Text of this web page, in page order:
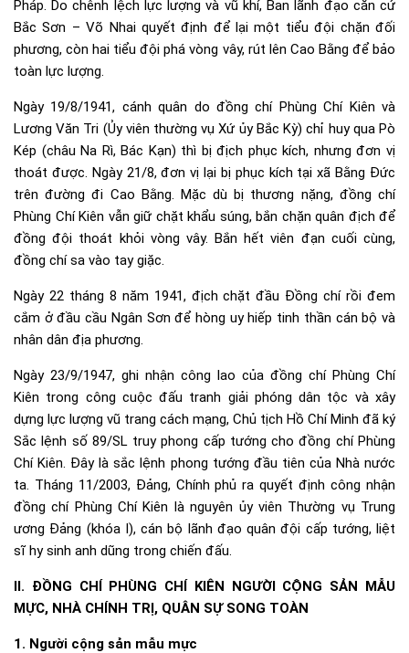
Pháp. Do chênh lệch lực lượng và vũ khí, Ban lãnh đạo căn cứ
Bắc Sơn – Võ Nhai quyết định để lại một tiểu đội chặn đối
phương, còn hai tiểu đội phá vòng vây, rút lên Cao Bằng để bảo
toàn lực lượng.
Ngày 19/8/1941, cánh quân do đồng chí Phùng Chí Kiên và
Lương Văn Tri (Ủy viên thường vụ Xứ ủy Bắc Kỳ) chỉ huy qua Pò
Kép (châu Na Rì, Bác Kạn) thì bị địch phục kích, nhưng đơn vị
thoát được. Ngày 21/8, đơn vị lại bị phục kích tại xã Bằng Đức
trên đường đi Cao Bằng. Mặc dù bị thương nặng, đồng chí
Phùng Chí Kiên vẫn giữ chặt khẩu súng, bắn chặn quân địch để
đồng đội thoát khỏi vòng vây. Bắn hết viên đạn cuối cùng,
đồng chí sa vào tay giặc.
Ngày 22 tháng 8 năm 1941, địch chặt đầu Đồng chí rồi đem
cắm ở đầu cầu Ngân Sơn để hòng uy hiếp tinh thần cán bộ và
nhân dân địa phương.
Ngày 23/9/1947, ghi nhận công lao của đồng chí Phùng Chí
Kiên trong công cuộc đấu tranh giải phóng dân tộc và xây
dựng lực lượng vũ trang cách mạng, Chủ tịch Hồ Chí Minh đã ký
Sắc lệnh số 89/SL truy phong cấp tướng cho đồng chí Phùng
Chí Kiên. Đây là sắc lệnh phong tướng đầu tiên của Nhà nước
ta. Tháng 11/2003, Đảng, Chính phủ ra quyết định công nhận
đồng chí Phùng Chí Kiên là nguyên ủy viên Thường vụ Trung
ương Đảng (khóa I), cán bộ lãnh đạo quân đội cấp tướng, liệt
sĩ hy sinh anh dũng trong chiến đấu.
II. ĐỒNG CHÍ PHÙNG CHÍ KIÊN NGƯỜI CỘNG SẢN MẪU
MỰC, NHÀ CHÍNH TRỊ, QUÂN SỰ SONG TOÀN
1. Người cộng sản mẫu mực